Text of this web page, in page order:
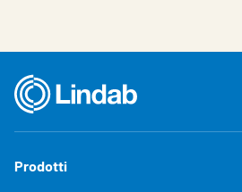
Prodotti